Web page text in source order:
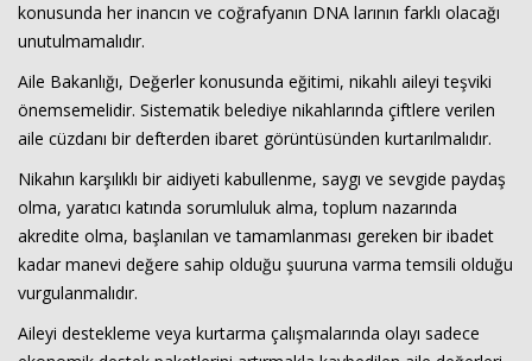
konusunda her inancın ve coğrafyanın DNA larının farklı olacağı
unutulmamalıdır.
Aile Bakanlığı, Değerler konusunda eğitimi, nikahlı aileyi teşviki
önemsemelidir. Sistematik belediye nikahlarında çiftlere verilen
aile cüzdanı bir defterden ibaret görüntüsünden kurtarılmalıdır.
Nikahın karşılıklı bir aidiyeti kabullenme, saygı ve sevgide paydaş
olma, yaratıcı katında sorumluluk alma, toplum nazarında
akredite olma, başlanılan ve tamamlanması gereken bir ibadet
kadar manevi değere sahip olduğu şuuruna varma temsili olduğu
vurgulanmalıdır.
Aileyi destekleme veya kurtarma çalışmalarında olayı sadece